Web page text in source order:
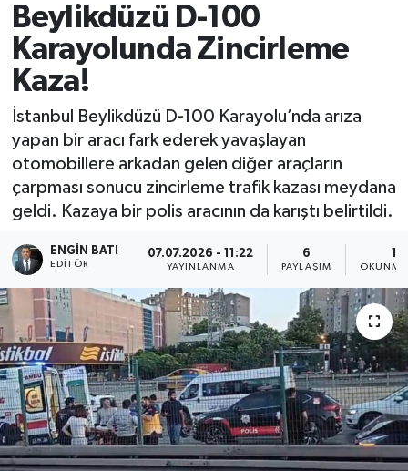
Beylikdüzü D-100
Karayolunda Zincirleme
Kaza!
İstanbul Beylikdüzü D-100 Karayolu’nda arıza
yapan bir aracı fark ederek yavaşlayan
otomobillere arkadan gelen diğer araçların
çarpması sonucu zincirleme trafik kazası meydana
geldi. Kazaya bir polis aracının da karıştı belirtildi.
ENGIN BATI
EDITÖR
07.07.2026 - 11:22
YAYINLANMA
6
PAYLAŞIM
1
Tüm Manşetler
Son Dakika Haberleri
Haber Arşivi